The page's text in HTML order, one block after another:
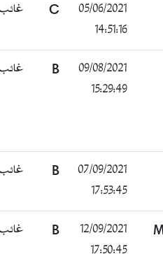
05/06/2021
14:51:16
غائب
09/08/2021
15:29:49
غائب
07/09/2021
17:53:45
غائب
12/09/2021
غائب